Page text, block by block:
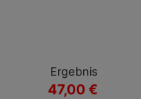
Ergebnis
47,00 €